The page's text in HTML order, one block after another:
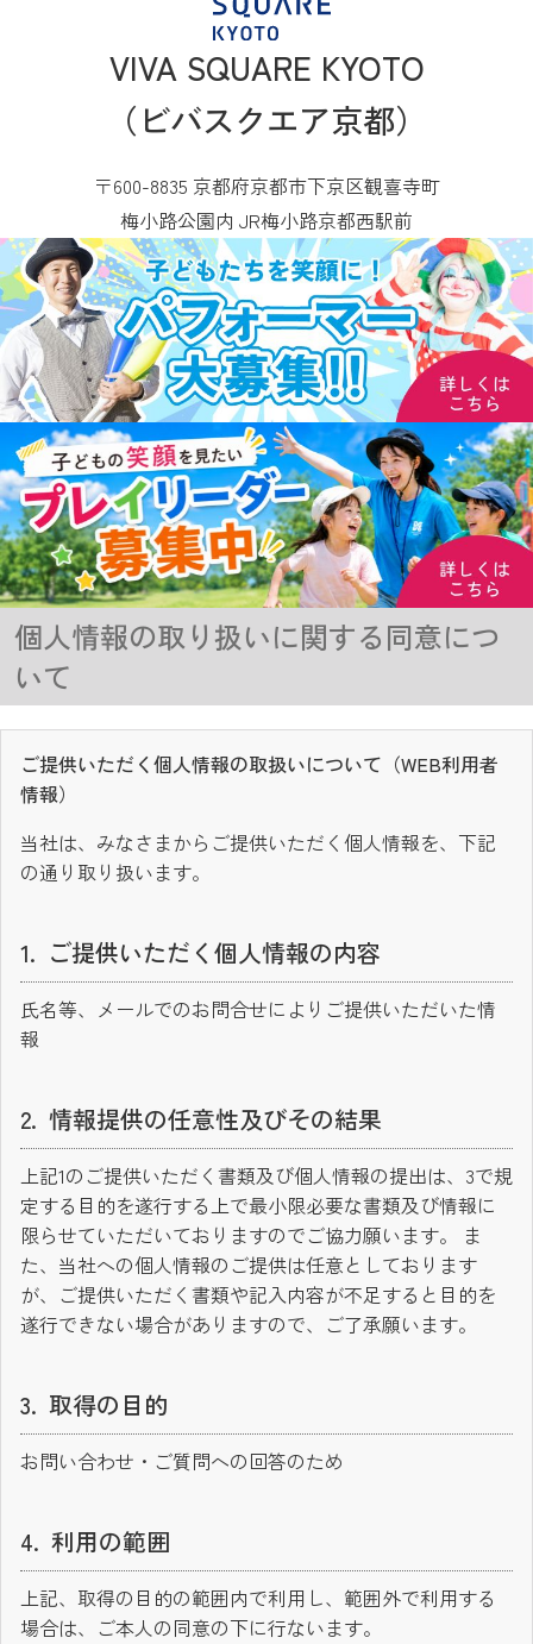
VIVA SQUARE KYOTO
（ビバスクエア京都）
〒600-8835 京都府京都市下京区観喜寺町
梅小路公園内 JR梅小路京都西駅前
個人情報の取り扱いに関する同意につ
いて
ご提供いただく個人情報の取扱いについて（WEB利用者
情報）
当社は、みなさまからご提供いただく個人情報を、下記
の通り取り扱います。
ご提供いただく個人情報の内容
氏名等、メールでのお問合せによりご提供いただいた情
報
情報提供の任意性及びその結果
上記1のご提供いただく書類及び個人情報の提出は、3で規
定する目的を遂行する上で最小限必要な書類及び情報に
限らせていただいておりますのでご協力願います。 ま
た、当社への個人情報のご提供は任意としております
が、ご提供いただく書類や記入内容が不足すると目的を
遂行できない場合がありますので、ご了承願います。
取得の目的
お問い合わせ・ご質問への回答のため
利用の範囲
上記、取得の目的の範囲内で利用し、範囲外で利用する
場合は、ご本人の同意の下に行ないます。